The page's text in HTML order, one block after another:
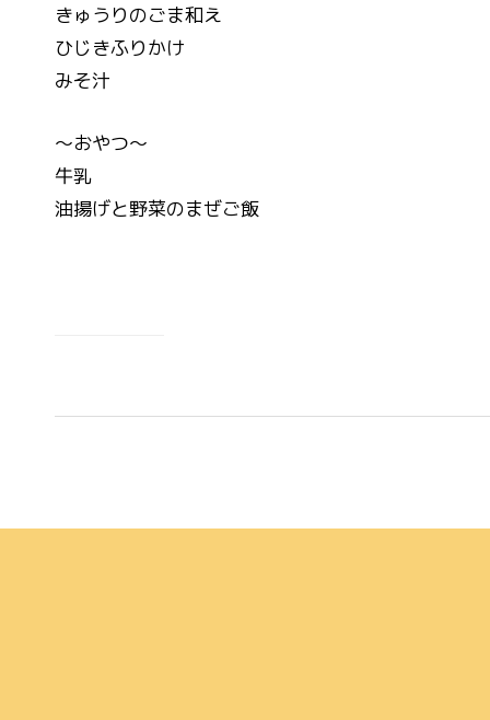
きゅうりのごま和え
ひじきふりかけ
みそ汁
～おやつ～
牛乳
油揚げと野菜のまぜご飯